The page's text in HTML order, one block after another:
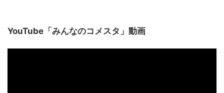
YouTube「みんなのコメスタ」動画